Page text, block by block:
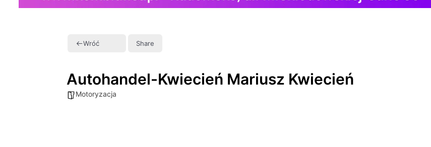
Wróć Share
Autohandel-Kwiecień Mariusz Kwiecień
Motoryzacja